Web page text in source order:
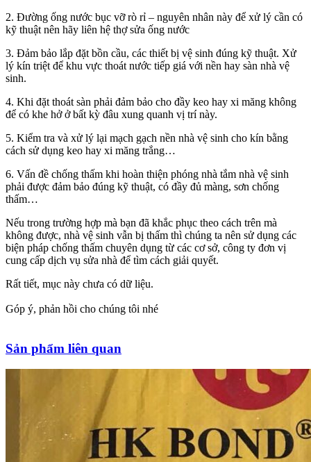
2. Đường ống nước bục vỡ rò rỉ – nguyên nhân này để xử lý cần có
kỹ thuật nên hãy liên hệ thợ sửa ống nước
3. Đảm bảo lắp đặt bồn cầu, các thiết bị vệ sinh đúng kỹ thuật. Xử
lý kín triệt để khu vực thoát nước tiếp giá với nền hay sàn nhà vệ
sinh.
4. Khi đặt thoát sàn phải đảm bảo cho đầy keo hay xi măng không
để có khe hở ở bất kỳ đâu xung quanh vị trí này.
5. Kiểm tra và xử lý lại mạch gạch nền nhà vệ sinh cho kín bằng
cách sử dụng keo hay xi măng trắng…
6. Vấn đề chống thấm khi hoàn thiện phóng nhà tắm nhà vệ sinh
phải được đảm bảo đúng kỹ thuật, có đầy đủ màng, sơn chống
thấm…
Nếu trong trường hợp mà bạn đã khắc phục theo cách trên mà
không được, nhà vệ sinh vẫn bị thấm thì chúng ta nên sử dụng các
biện pháp chống thấm chuyên dụng từ các cơ sở, công ty đơn vị
cung cấp dịch vụ sửa nhà để tìm cách giải quyết.
Rất tiết, mục này chưa có dữ liệu.
Góp ý, phản hồi cho chúng tôi nhé
Sản phẩm liên quan